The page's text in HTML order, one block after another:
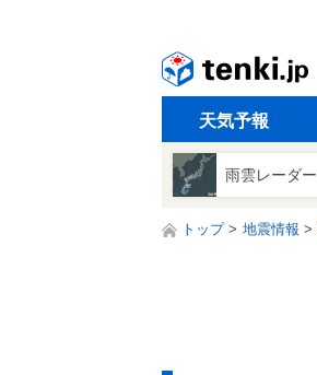
天気予報
雨雲レーダー
トップ 地震情報